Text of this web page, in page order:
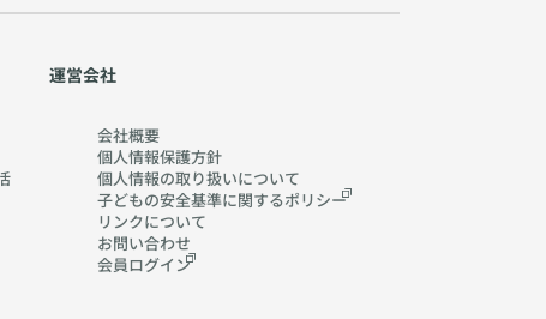
運営会社
会社概要
個人情報保護方針
個人情報の取り扱いについて
子どもの安全基準に関するポリシー
リンクについて
お問い合わせ
会員ログイン